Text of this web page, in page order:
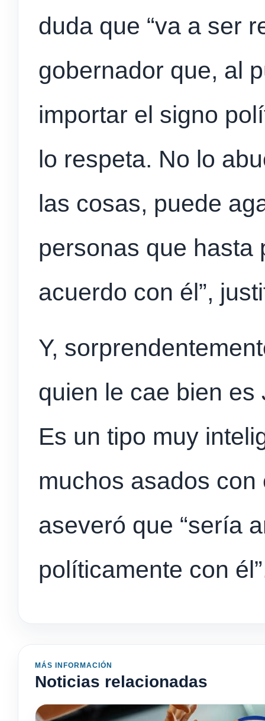
duda que “va a ser
gobernador que, al
importar el signo
lo respeta. No lo
las cosas, puede
personas que hasta
acuerdo con él”,
Y,
quien le cae bien es
Es un tipo muy
muchos asados con
aseveró que “sería
políticamente con
MÁS INFORMACIÓN
Noticias relacionadas